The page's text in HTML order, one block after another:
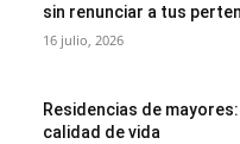
sin renunciar a tus
16 julio, 2026
Residencias de
calidad de vida